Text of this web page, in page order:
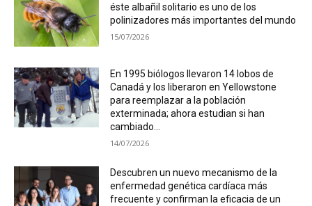
éste albañil solitario es uno de los
polinizadores más importantes del mundo
15/07/2026
En 1995 biólogos llevaron 14 lobos de
Canadá y los liberaron en Yellowstone
para reemplazar a la población
exterminada; ahora estudian si han
cambiado...
14/07/2026
Descubren un nuevo mecanismo de la
enfermedad genética cardíaca más
frecuente y confirman la eficacia de un